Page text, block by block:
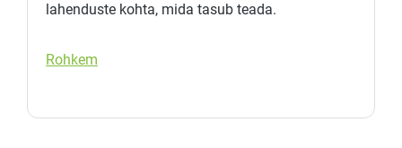
lahenduste kohta, mida tasub teada.
Rohkem